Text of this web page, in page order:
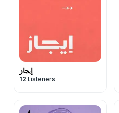
إيجاز
12 Listeners